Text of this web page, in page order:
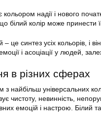
надії і нового
білий колір може принести
це синтез усіх кольорів, і
і асоціації у людей,
в різних сферах
з найбільш універсальних
чистоту, невинність,
емоцій і настрою. Білий